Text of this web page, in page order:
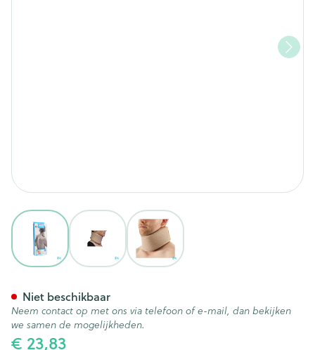
View larger imageView larger imageView larger image
€ 23,83
Niet beschikbaar
Neem contact op met ons via telefoon of e-mail, dan bekijken
we samen de mogelijkheden.